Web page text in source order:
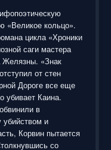
«Великое кольцо».
цикла «Хроники
саги мастера
«Знак
от стен
Дороге все еще
убивает Каина.
в
убийством и
Корвин пытается
со